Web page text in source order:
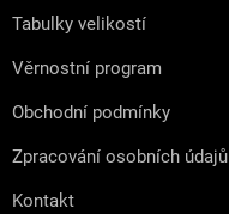
Tabulky velikostí
Věrnostní program
Obchodní podmínky
Zpracování osobních údajů
Kontakt